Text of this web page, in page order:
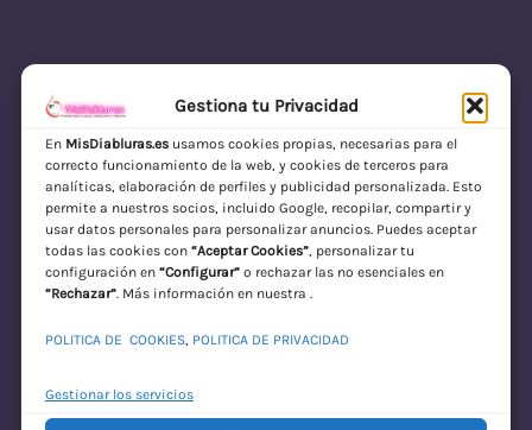
Gestiona tu Privacidad
En MisDiabluras.esusamos cookies propias, necesarias para el
correcto funcionamiento de la web, y cookies de terceros para
analíticas, elaboración de perfiles y publicidad personalizada. Esto
permite a nuestros socios, incluido Google, recopilar, compartir y
usar datos personales para personalizar anuncios. Puedes aceptar
todas las cookies con “Aceptar Cookies”, personalizar tu
configuración en “Configurar”o rechazar las no esenciales en
“Rechazar”. Más información en nuestra .
POLITICA DE COOKIES, POLITICA DE PRIVACIDAD
Gestionar los servicios
MisDiabluras | Sexshop Online con Envío
Discreto en España
Acceder